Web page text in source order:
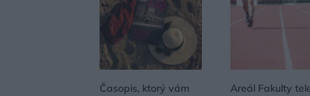
Časopis, ktorý vám
Areál Fakulty